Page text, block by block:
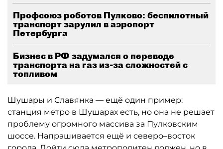
Профсоюз роботов Пулково: беспилотный
транспорт зарулил в аэропорт
Петербурга
Бизнес в РФ задумался о переводе
транспорта на газ из-за сложностей с
топливом
Шушары и Славянка — ещё один пример:
станция метро в Шушарах есть, но она не решает
проблему огромного массива за Пулковским
шоссе. Напрашивается ещё и северо–восток